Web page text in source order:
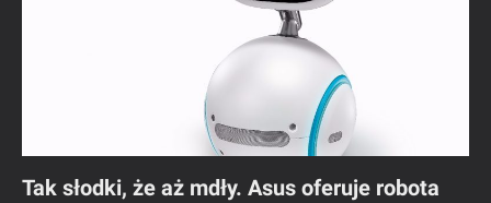
Tak słodki, że aż mdły. Asus oferuje robota